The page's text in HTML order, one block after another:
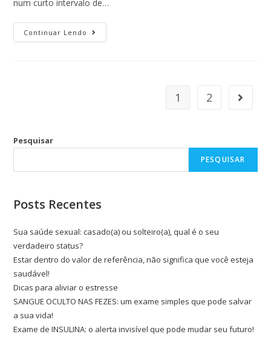
num curto intervalo de…
Continuar Lendo
1 2
Pesquisar
PESQUISAR
Posts Recentes
Sua saúde sexual: casado(a) ou solteiro(a), qual é o seu
verdadeiro status?
Estar dentro do valor de referência, não significa que você esteja
saudável!
Dicas para aliviar o estresse
SANGUE OCULTO NAS FEZES: um exame simples que pode salvar
a sua vida!
Exame de INSULINA: o alerta invisível que pode mudar seu futuro!